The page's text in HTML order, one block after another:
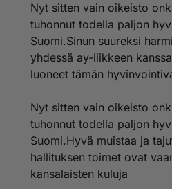
Nyt sitten vain oikeisto
tuhonnut todella paljon
Suomi.Sinun suureksi
yhdessä ay-liikkeen
luoneet tämän
Nyt sitten vain oikeisto
tuhonnut todella paljon
Suomi.Hyvä muistaa ja
hallituksen toimet ovat
kansalaisten kuluja